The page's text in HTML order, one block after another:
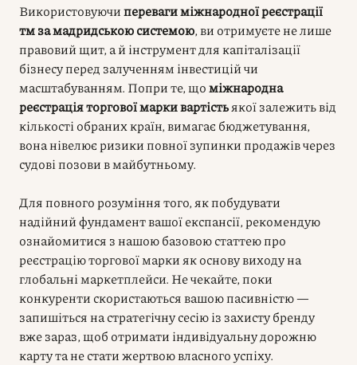
Використовуючипереваги міжнародної реєстрації
тм за мадридською системою, ви отримуєте не лише
правовий щит, а й інструмент для капіталізації
бізнесу перед залученням інвестицій чи
масштабуванням. Попри те, щоміжнародна
реєстрація торгової марки вартістьякої залежить від
кількості обраних країн, вимагає бюджетування,
вона нівелює ризики повної зупинки продажів через
судові позови в майбутньому.
Для повного розуміння того, як побудувати
надійний фундамент вашої експансії, рекомендую
ознайомитися з нашою базовою статтею про
реєстрацію торгової марки як основу виходу на
глобальні маркетплейси. Не чекайте, поки
конкуренти скористаються вашою пасивністю —
запишіться на стратегічну сесію із захисту бренду
вже зараз, щоб отримати індивідуальну дорожню
карту та не стати жертвою власного успіху.